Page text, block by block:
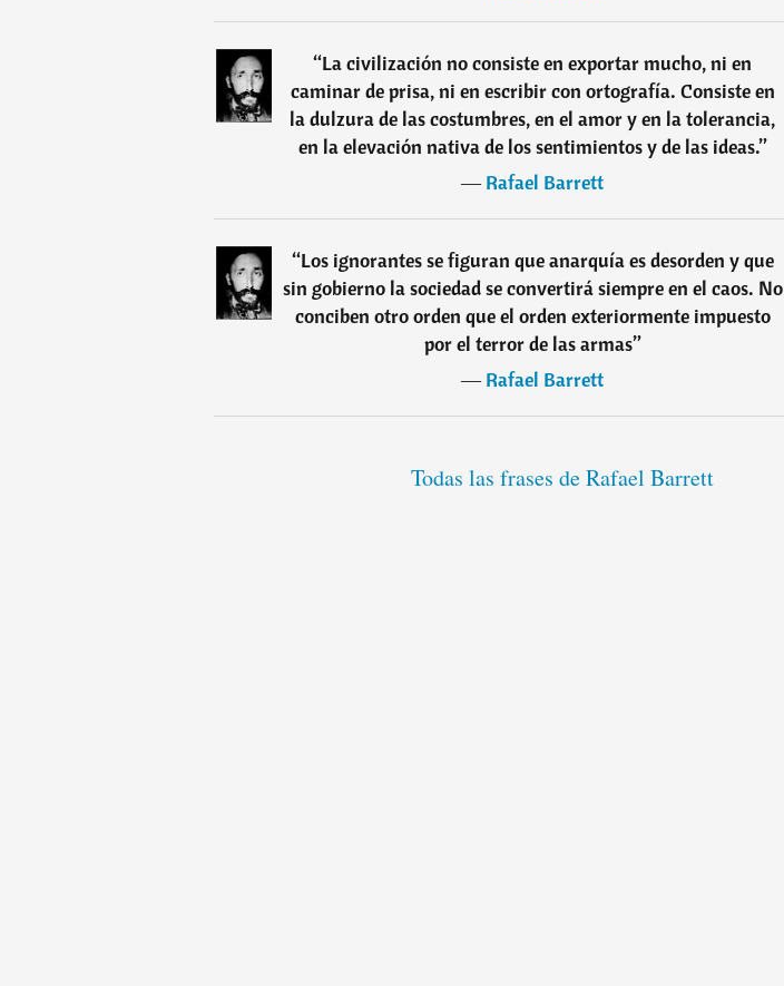
“La civilización no consiste en exportar mucho, ni en
caminar de prisa, ni en escribir con ortografía. Consiste en
la dulzura de las costumbres, en el amor y en la tolerancia,
en la elevación nativa de los sentimientos y de las ideas.”
―Rafael Barrett
“Los ignorantes se figuran que anarquía es desorden y que
sin gobierno la sociedad se convertirá siempre en el caos. No
conciben otro orden que el orden exteriormente impuesto
por el terror de las armas”
―Rafael Barrett
Todas las frases de Rafael Barrett